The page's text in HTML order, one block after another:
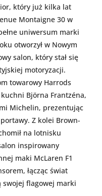
który już kilka lat
Montaigne 30 w
uniwersum marki
otworzył w Nowym
salon, który stał się
motoryzacji.
towarowy Harrods
Björna Frantzéna,
Michelin, prezentując
Z kolei Brown-
na lotnisku
inspirowany
maki McLaren F1
łącząc świat
flagowej marki